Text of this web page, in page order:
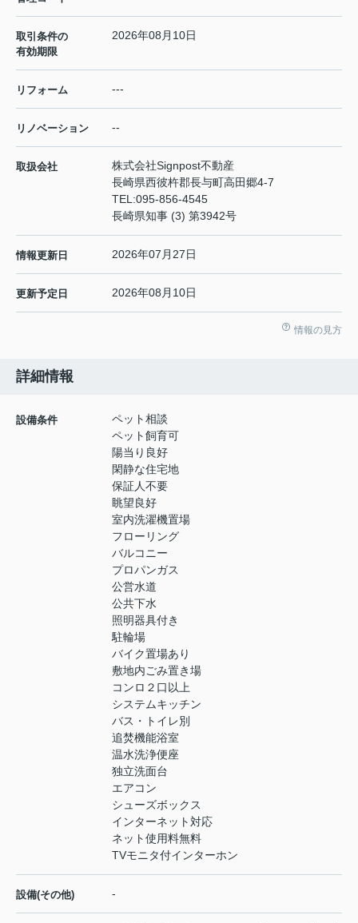
取引条件の
有効期限
2026年08月10日
リフォーム ---
リノベーション --
取扱会社
株式会社Signpost不動産
長崎県西彼杵郡長与町高田郷4-7
TEL:095-856-4545
長崎県知事 (3) 第3942号
情報更新日 2026年07月27日
更新予定日 2026年08月10日
情報の見方
詳細情報
設備条件
ペット相談
ペット飼育可
陽当り良好
閑静な住宅地
保証人不要
眺望良好
室内洗濯機置場
フローリング
バルコニー
プロパンガス
公営水道
公共下水
照明器具付き
駐輪場
バイク置場あり
敷地内ごみ置き場
コンロ２口以上
システムキッチン
バス・トイレ別
追焚機能浴室
温水洗浄便座
独立洗面台
エアコン
シューズボックス
インターネット対応
ネット使用料無料
TVモニタ付インターホン
設備(その他) -